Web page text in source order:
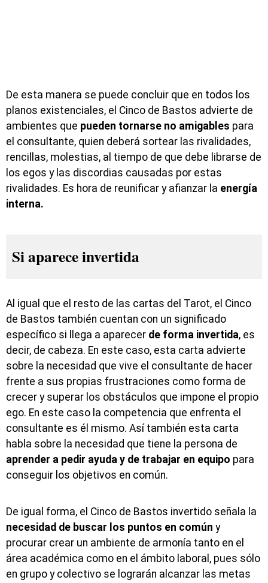
De esta manera se puede concluir que en todos los
planos existenciales, el Cinco de Bastos advierte de
ambientes que pueden tornarse no amigables para
el consultante, quien deberá sortear las rivalidades,
rencillas, molestias, al tiempo de que debe librarse de
los egos y las discordias causadas por estas
rivalidades. Es hora de reunificar y afianzar la energía
interna.
Si aparece invertida
Al igual que el resto de las cartas del Tarot, el Cinco
de Bastos también cuentan con un significado
específico si llega a aparecer de forma invertida, es
decir, de cabeza. En este caso, esta carta advierte
sobre la necesidad que vive el consultante de hacer
frente a sus propias frustraciones como forma de
crecer y superar los obstáculos que impone el propio
ego. En este caso la competencia que enfrenta el
consultante es él mismo. Así también esta carta
habla sobre la necesidad que tiene la persona de
aprender a pedir ayuda y de trabajar en equipo para
conseguir los objetivos en común.
De igual forma, el Cinco de Bastos invertido señala la
necesidad de buscar los puntos en común y
procurar crear un ambiente de armonía tanto en el
área académica como en el ámbito laboral, pues sólo
en grupo y colectivo se lograrán alcanzar las metas